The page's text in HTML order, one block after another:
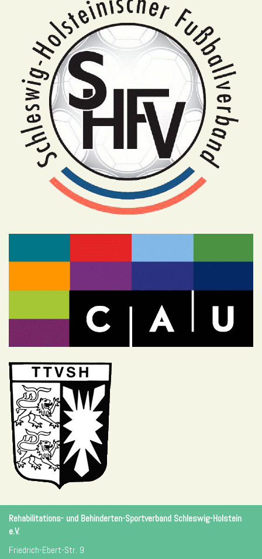
Rehabilitations- und Behinderten-Sportverband Schleswig-Holstein
e.V.
Friedrich-Ebert-Str. 9